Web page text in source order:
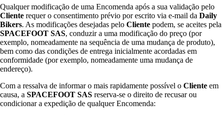
Qualquer modificação de uma Encomenda após a sua validação pelo
Cliente requer o consentimento prévio por escrito via e-mail da Daily
Bikers. As modificações desejadas pelo Cliente podem, se aceites pela
SPACEFOOT SAS, conduzir a uma modificação do preço (por
exemplo, nomeadamente na sequência de uma mudança de produto),
bem como das condições de entrega inicialmente acordadas em
conformidade (por exemplo, nomeadamente uma mudança de
endereço).
Com a ressalva de informar o mais rapidamente possível o Cliente em
causa, a SPACEFOOT SAS reserva-se o direito de recusar ou
condicionar a expedição de qualquer Encomenda: